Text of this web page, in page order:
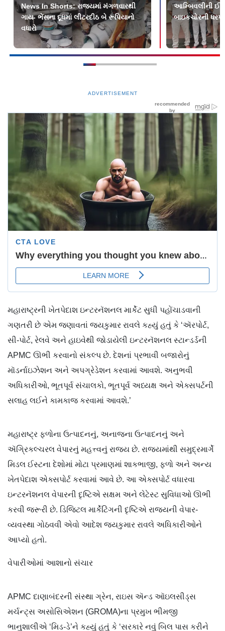
News In Shorts: રાજ્યમાં મંગળવારથી
ગાય- ભેંસના દૂધમાં લીટરદીઠ બે રૂપિયાનો
વધારો
આમ્બિવલીની
બાઇકચોરની
ADVERTISEMENT
મહારાષ્ટ્રની ખેતપેદાશ ઇન્ટરનૅશનલ માર્કેટ સુધી પહોંચાડવાની
ગણતરી છે એમ જણાવતાં જયકુમાર રાવલે કહ્યું હતું કે ‘ઍરપોર્ટ,
સી-પોર્ટ, રેલવે અને હાઇવેથી જોડાયેલી ઇન્ટરનૅશનલ સ્ટાન્ડર્ડની
APMC ઊભી કરવાનો સંકલ્પ છે. દેશનાં પ્રભાવી બજારોનું
મૉડર્નાઇઝેશન અને અપગ્રેડેશન કરવામાં આવશે. અનુભવી
અધિકારીઓ, ભૂતપૂર્વ સંચાલકો, ભૂતપૂર્વ અધ્યક્ષ અને એક્સપર્ટની
સલાહ લઈને કામકાજ કરવામાં આવશે.’
મહારાષ્ટ્ર ફળોના ઉત્પાદનનું, અનાજના ઉત્પાદનનું અને
ઍગ્રિકલ્ચરલ વેપારનું મહત્ત્વનું રાજ્ય છે. રાજ્યમાંથી સમુદ્રમાર્ગે
મિડલ ઈસ્ટના દેશોમાં મોટા પ્રમાણમાં શાકભાજી, ફળો અને અન્ય
ખેતપેદાશ એક્સપોર્ટ કરવામાં આવે છે. આ એક્સપોર્ટ વધારવા
ઇન્ટરનૅશનલ વેપારની દૃષ્ટિએ સક્ષમ અને લેટેસ્ટ સુવિધાઓ ઊભી
કરવી જરૂરી છે. ડિજિટલ માર્કેટિંગની દૃષ્ટિએ રાજ્યની વેપાર-
વ્યવસ્થા ગોઠવવી એવો આદેશ જયકુમાર રાવલે અધિકારીઓને
આપ્યો હતો.
વેપારીઓમાં આશાનો સંચાર
APMC દાણાબંદરની સંસ્થા ગ્રેન, રાઇસ ઍન્ડ ઑઇલસીડ્સ
મર્ચન્ટ્સ અસોસિએશન (GROMA)ના પ્રમુખ ભીમજી
ભાનુશાલીએ ‘મિડ-ડે’ને કહ્યું હતું કે ‘સરકારે નવું બિલ પાસ કરીને